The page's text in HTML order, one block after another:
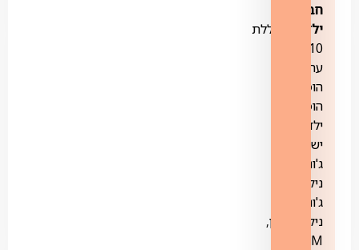
חבילת
ילדים-
כוללת
10
ערוצים:
הופ,
הופ!
ילדות
ישראלית,
ג'וניור,
ניק
ג'וניור,
ניקולודיאון,